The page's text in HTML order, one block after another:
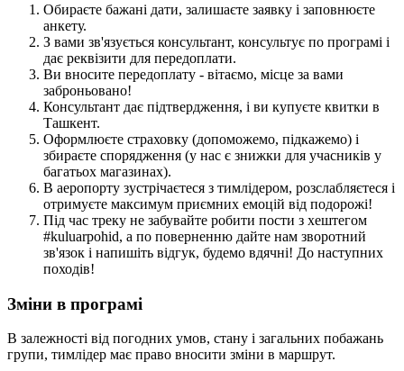
Обираєте бажані дати, залишаєте заявку і заповнюєте
анкету.
З вами зв'язується консультант, консультує по програмі і
дає реквізити для передоплати.
Ви вносите передоплату - вітаємо, місце за вами
заброньовано!
Консультант дає підтвердження, і ви купуєте квитки в
Ташкент.
Оформлюєте страховку (допоможемо, підкажемо) і
збираєте спорядження (у нас є знижки для учасників у
багатьох магазинах).
В аеропорту зустрічаєтеся з тимлідером, розслабляєтеся і
отримуєте максимум приємних емоцій від подорожі!
Під час треку не забувайте робити пости з хештегом
#kuluarpohid, а по поверненню дайте нам зворотний
зв'язок і напишіть відгук, будемо вдячні! До наступних
походів!
Зміни в програмі
В залежності від погодних умов, стану і загальних побажань
групи, тимлідер має право вносити зміни в маршрут.